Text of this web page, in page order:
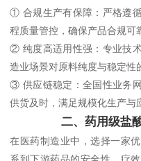
① 合规生产有保障：严格遵
程质量管控，确保产品合规可
② 纯度高适用性强：专业技
造业场景对原料纯度与稳定性
③ 供应链稳定：全国性业务
供货及时，满足规模化生产与
二、药用级盐
在医药制造业中，选择一家
系到下游药品的安全性、疗